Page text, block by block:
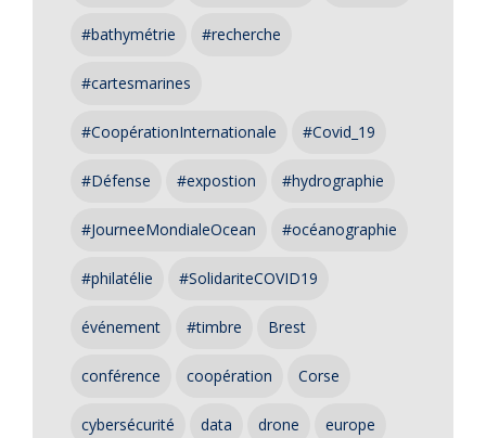
#bathymétrie #recherche
#cartesmarines
#CoopérationInternationale #Covid_19
#Défense #expostion #hydrographie
#JourneeMondialeOcean #océanographie
#philatélie #SolidariteCOVID19
événement #timbre Brest
conférence coopération Corse
cybersécurité data drone europe